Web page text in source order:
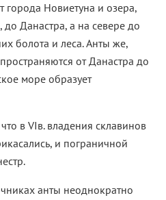
города Новиетуна и озера,
Данастра, а на севере до
болота и леса. Анты же,
от Данастра до
море образует
в VIв. владения склавинов
и пограничной
анты неоднократно